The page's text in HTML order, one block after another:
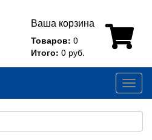
Ваша корзина
Товаров: 0
Итого: 0 руб.